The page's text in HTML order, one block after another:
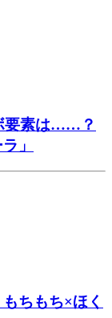
要素は……？
」
ちもち×ほく